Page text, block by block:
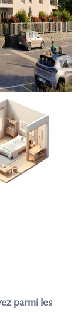
parmi les